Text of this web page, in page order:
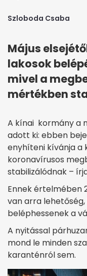
Szloboda Csaba
Május
lakosok
mivel a
mértékben
A kínai kormány a
adott ki: ebben
enyhíteni kívánja a
koronavírusos
stabilizálódnak –
Ennek értelmében
van arra
beléphessenek a
A nyitással
mond le minden
karanténról sem.